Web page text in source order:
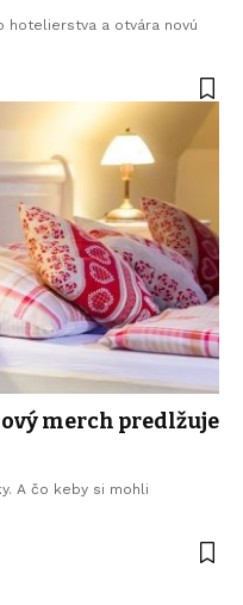
hotelierstva a otvára novú
merch predlžuje
A čo keby si mohli